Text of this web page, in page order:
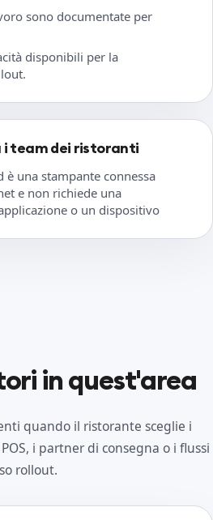
sono documentate per
disponibili per la
i team dei ristoranti
è una stampante connessa
e non richiede una
o un dispositivo
in quest'area
quando il ristorante sceglie i
i partner di consegna o i flussi
rollout.